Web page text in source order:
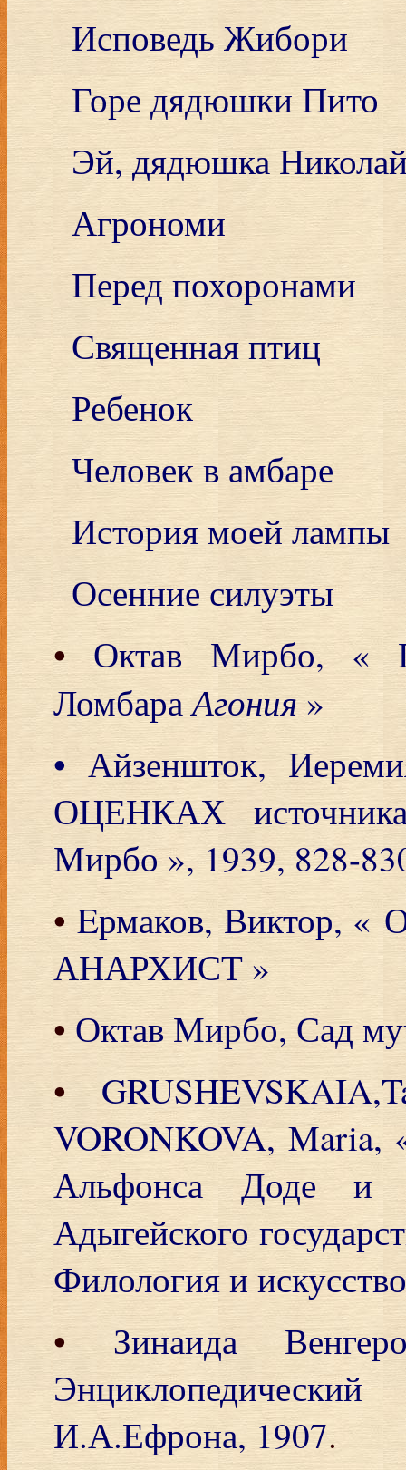
Исповедь Жибори
Горе дядюшки Пито
Эй, дядюшка
Агрономи
Перед похоронами
Священная птиц
Ребенок
Человек в амбаре
История моей лампы
Осенние силуэты
•Октав Мирбо, «
ЛомбараАгония»
•Айзеншток,
ОЦЕНКАХ
Мирбо », 1939, 828-
•Eрмаков, Виктор,
АНАРХИСТ »
• Октав Мирбо, Сад
•
VORONKOVA, Maria,
Альфонса Доде и
Адыгейского
Филология и
• Зинаида
И.А.Ефрона, 1907.